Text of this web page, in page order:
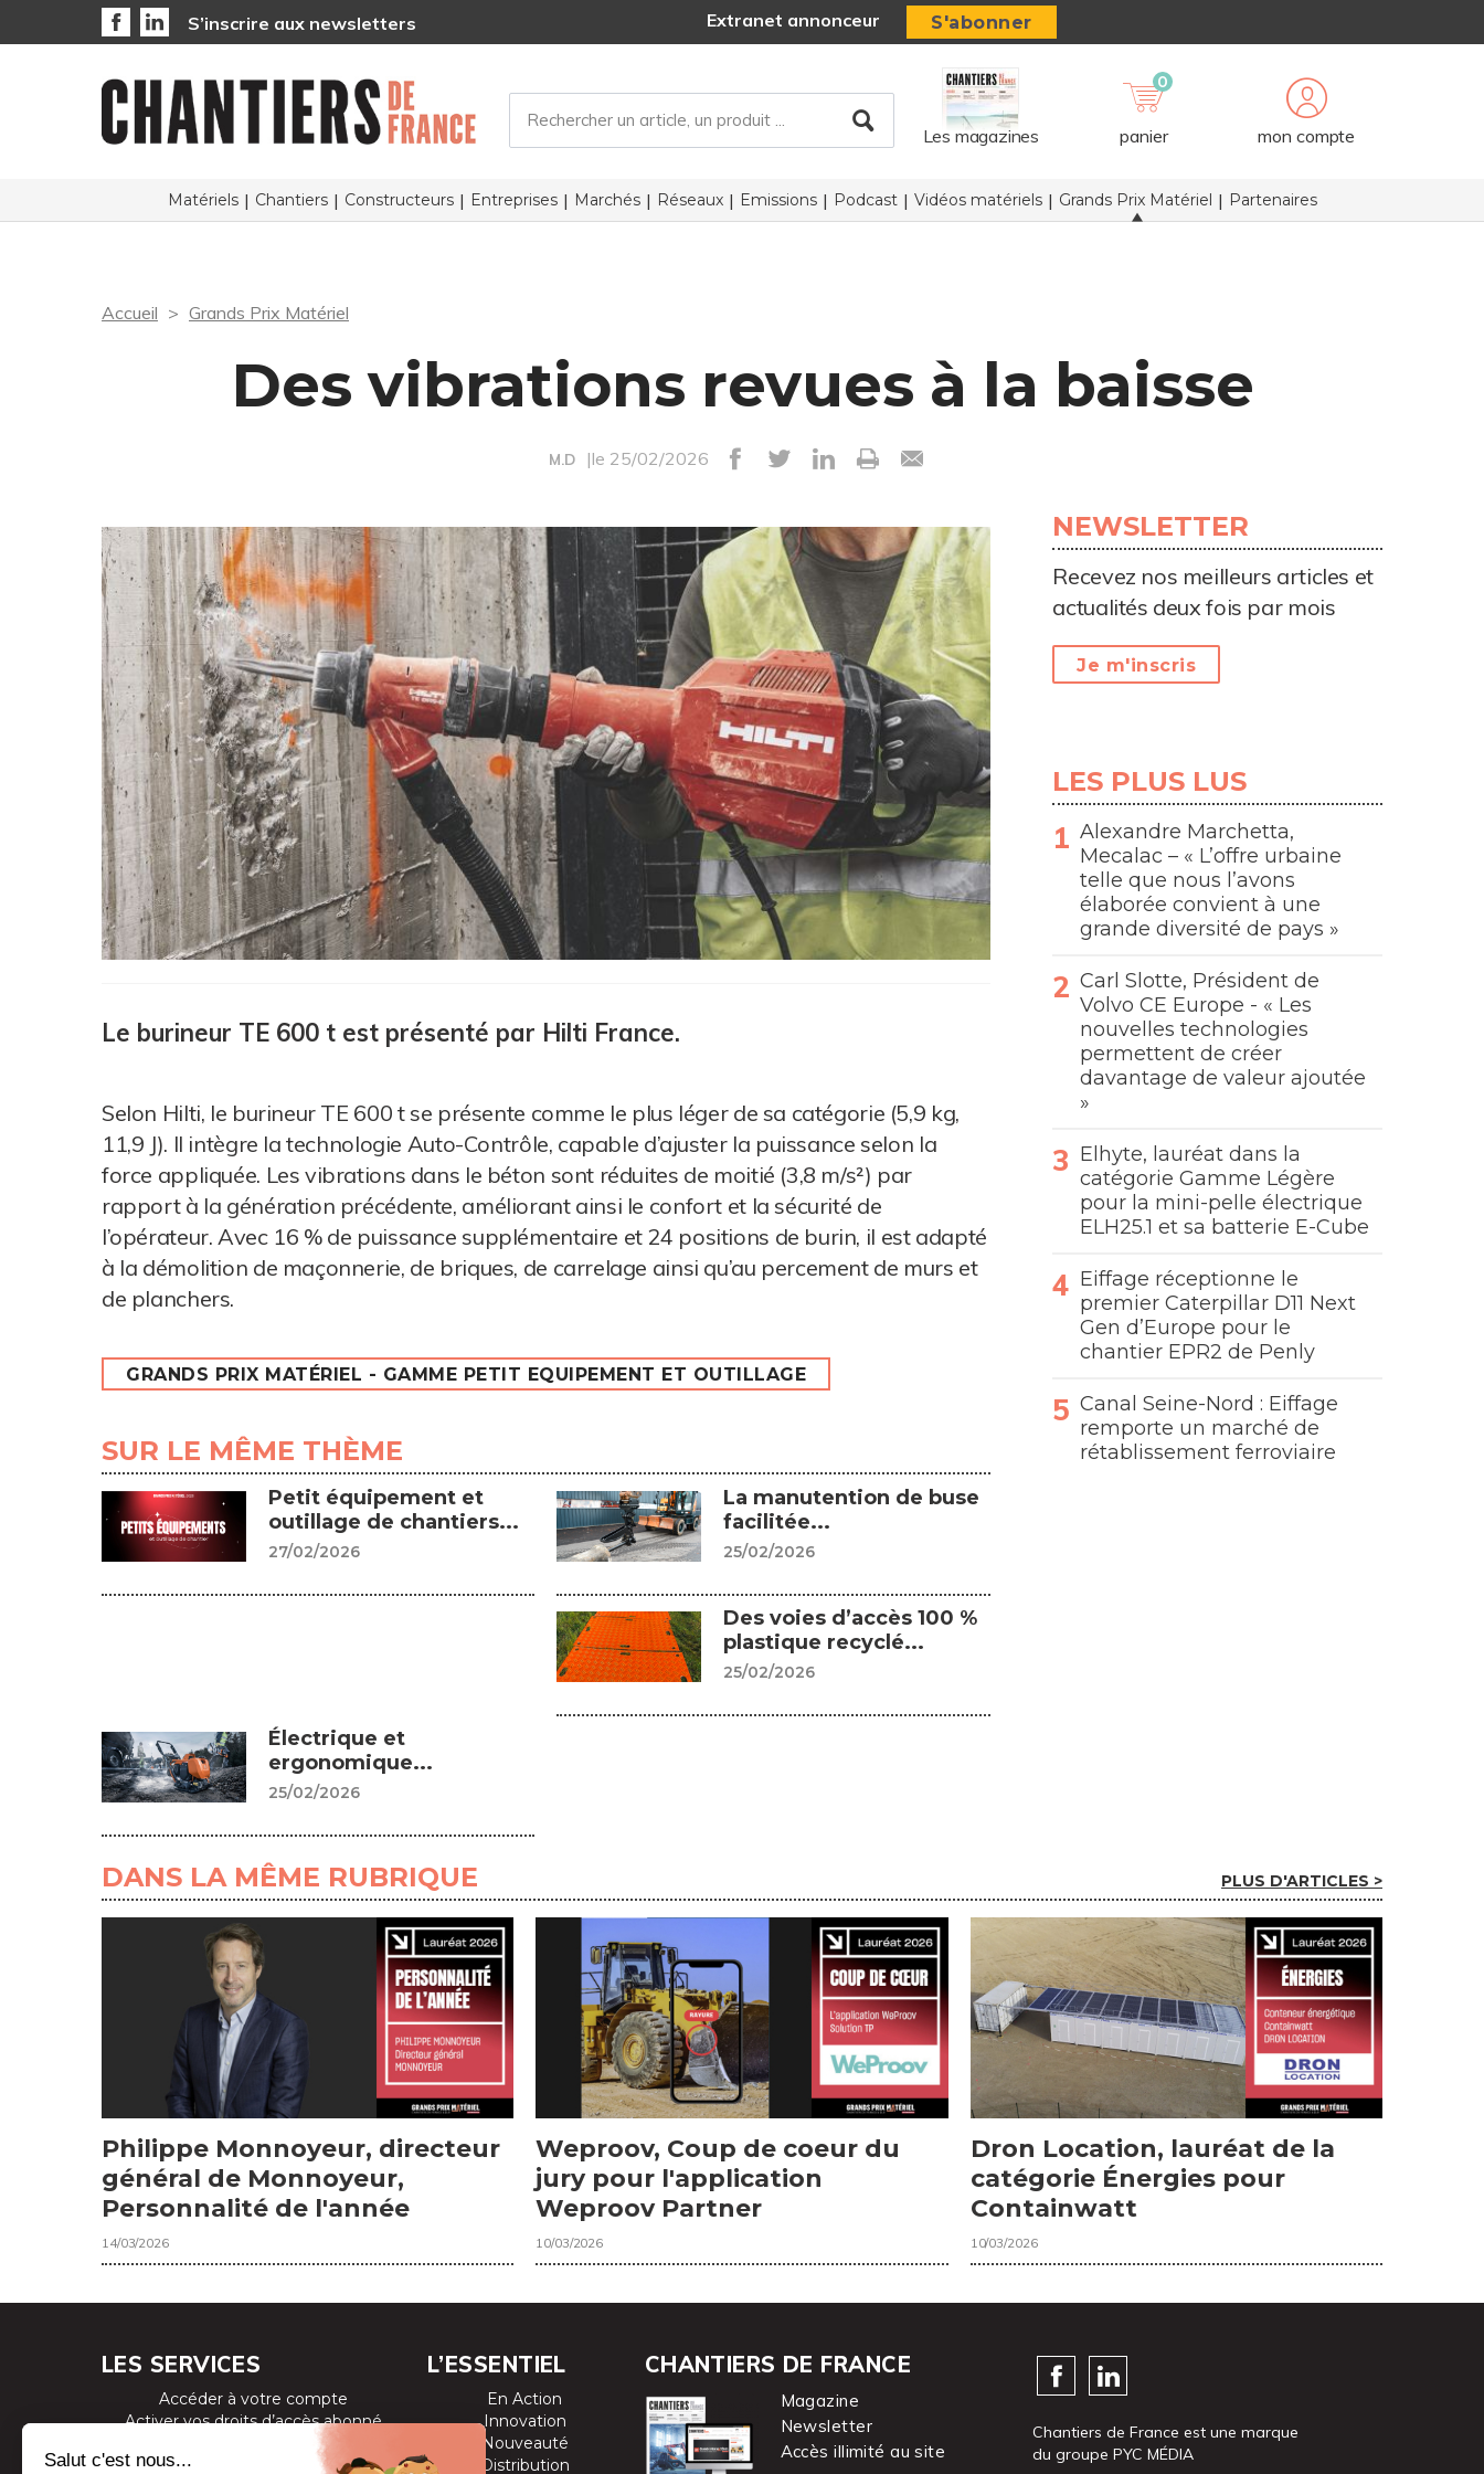
S’inscrire aux newsletters Extranet annonceur S'abonner
Les magazines
0
panier mon compte
Matériels Chantiers Constructeurs Entreprises Marchés Réseaux Emissions Podcast Vidéos matériels Grands Prix Matériel Partenaires
Accueil Grands Prix Matériel
Des vibrations revues à la baisse
M.D |le 25/02/2026
Le burineur TE 600 t est présenté par Hilti France.
Selon Hilti, le burineur TE 600 t se présente comme le plus léger de sa catégorie (5,9 kg,
11,9 J). Il intègre la technologie Auto-Contrôle, capable d’ajuster la puissance selon la
force appliquée. Les vibrations dans le béton sont réduites de moitié (3,8 m/s²) par
rapport à la génération précédente, améliorant ainsi le confort et la sécurité de
l’opérateur. Avec 16 % de puissance supplémentaire et 24 positions de burin, il est adapté
à la démolition de maçonnerie, de briques, de carrelage ainsi qu’au percement de murs et
de planchers.
GRANDS PRIX MATÉRIEL - GAMME PETIT EQUIPEMENT ET OUTILLAGE
SUR LE MÊME THÈME
Petit équipement et
outillage de chantiers...
27/02/2026
La manutention de buse
facilitée...
25/02/2026
Des voies d’accès 100 %
plastique recyclé...
25/02/2026
Électrique et
ergonomique...
25/02/2026
NEWSLETTER
Recevez nos meilleurs articles et
actualités deux fois par mois
Je m'inscris
LES PLUS LUS
Alexandre Marchetta,
Mecalac – « L’offre urbaine
telle que nous l’avons
élaborée convient à une
grande diversité de pays »
Carl Slotte, Président de
Volvo CE Europe - « Les
nouvelles technologies
permettent de créer
davantage de valeur ajoutée
»
Elhyte, lauréat dans la
catégorie Gamme Légère
pour la mini-pelle électrique
ELH25.1 et sa batterie E-Cube
Eiffage réceptionne le
premier Caterpillar D11 Next
Gen d’Europe pour le
chantier EPR2 de Penly
Canal Seine-Nord : Eiffage
remporte un marché de
rétablissement ferroviaire
DANS LA MÊME RUBRIQUE PLUS D'ARTICLES >
Philippe Monnoyeur, directeur
général de Monnoyeur,
Personnalité de l'année
14/03/2026
Weproov, Coup de coeur du
jury pour l'application
Weproov Partner
10/03/2026
Dron Location, lauréat de la
catégorie Énergies pour
Containwatt
10/03/2026
LES SERVICES
Accéder à votre compte
Activer vos droits d’accès abonné
Consulter les magazines
S’inscrire aux newsletters
L’ESSENTIEL
En Action
Innovation
Nouveauté
Distribution
CHANTIERS DE FRANCE
Magazine
Newsletter
Accès illimité au site
Chantiers de France est une marque
du groupe PYC MÉDIA